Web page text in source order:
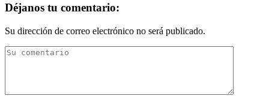
Déjanos tu comentario:
Su dirección de correo electrónico no será publicado.